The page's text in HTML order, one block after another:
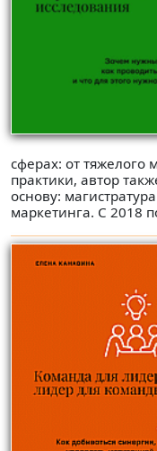
сферах: от
практики, автор
основу:
маркетинга. С 2018